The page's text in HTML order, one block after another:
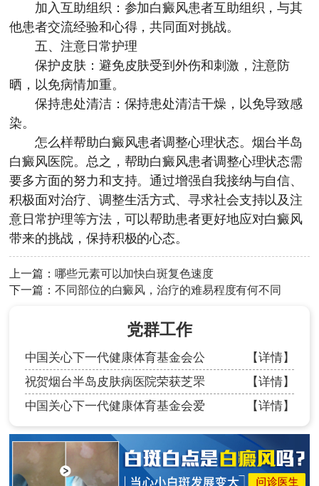
加入互助组织：参加白癜风患者互助组织，与其
他患者交流经验和心得，共同面对挑战。
五、注意日常护理
保护皮肤：避免皮肤受到外伤和刺激，注意防
晒，以免病情加重。
保持患处清洁：保持患处清洁干燥，以免导致感
染。
怎么样帮助白癜风患者调整心理状态。 烟台半岛
白癜风医院。总之，帮助白癜风患者调整心理状态需
要多方面的努力和支持。通过增强自我接纳与自信、
积极面对治疗、调整生活方式、寻求社会支持以及注
意日常护理等方法，可以帮助患者更好地应对白癜风
带来的挑战，保持积极的心态。
上一篇： 哪些元素可以加快白斑复色速度
下一篇：不同部位的白癜风，治疗的难易程度有何不同
党群工作
中国关心下一代健康体育基金会公
【详情】
祝贺烟台半岛皮肤病医院荣获芝罘
【详情】
中国关心下一代健康体育基金会爱
【详情】